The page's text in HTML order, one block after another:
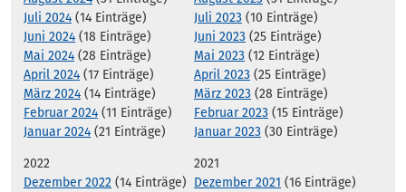
Juli 2024 (14 Einträge)
Juni 2024 (18 Einträge)
Mai 2024 (28 Einträge)
April 2024 (17 Einträge)
März 2024 (14 Einträge)
Februar 2024 (11 Einträge)
Januar 2024 (21 Einträge)
Juli 2023 (10 Einträge)
Juni 2023 (25 Einträge)
Mai 2023 (12 Einträge)
April 2023 (25 Einträge)
März 2023 (28 Einträge)
Februar 2023 (15 Einträge)
Januar 2023 (30 Einträge)
2022
Dezember 2022 (14 Einträge)
2021
Dezember 2021 (16 Einträge)